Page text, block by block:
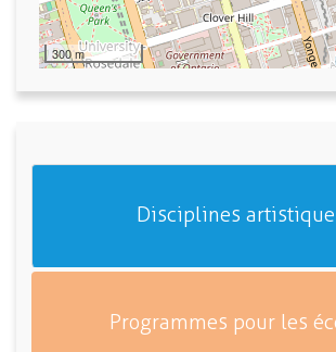
300 m
Disciplines
Programmes pour les